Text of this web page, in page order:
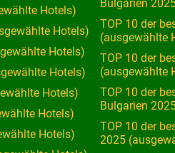
Hotels)
Hotels)
Hotels)
Hotels)
Hotels)
Hotels)
Hotels)
Bulgarien
TOP 10 der
(ausgewählte
TOP 10 der
(ausgewählte
TOP 10 der
Bulgarien
TOP 10 der
2025